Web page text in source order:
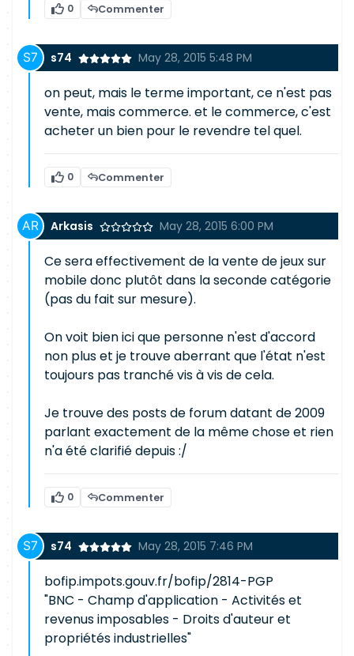
0 Commenter
s74 May 28, 2015 5:48 PM
on peut, mais le terme important, ce n'est pas
vente, mais commerce. et le commerce, c'est
acheter un bien pour le revendre tel quel.
0 Commenter
Arkasis May 28, 2015 6:00 PM
Ce sera effectivement de la vente de jeux sur
mobile donc plutôt dans la seconde catégorie
(pas du fait sur mesure).
On voit bien ici que personne n'est d'accord
non plus et je trouve aberrant que l'état n'est
toujours pas tranché vis à vis de cela.
Je trouve des posts de forum datant de 2009
parlant exactement de la même chose et rien
n'a été clarifié depuis :/
0 Commenter
s74 May 28, 2015 7:46 PM
bofip.impots.gouv.fr/bofip/2814-PGP
"BNC - Champ d'application - Activités et
revenus imposables - Droits d'auteur et
propriétés industrielles"